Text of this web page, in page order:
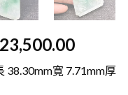
23,500.00
寛 7.71mm厚